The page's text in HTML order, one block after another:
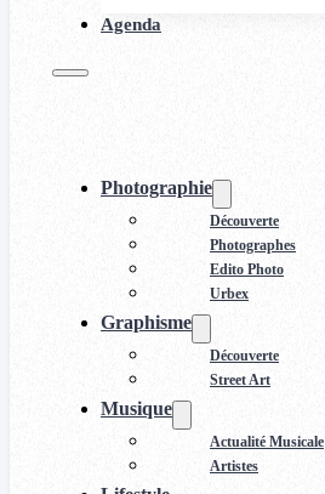
Agenda
Photographie
Découverte
Photographes
Edito Photo
Urbex
Graphisme
Découverte
Street Art
Musique
Actualité Musicale
Artistes